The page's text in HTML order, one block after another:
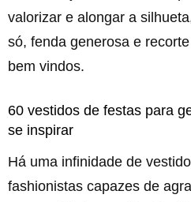
valorizar e alongar a
só, fenda generosa e
bem vindos.
60 vestidos de festas para
se inspirar
Há uma infinidade de
fashionistas capazes de